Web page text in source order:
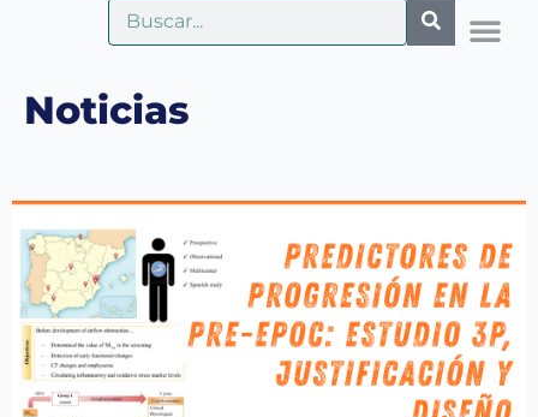
Noticias